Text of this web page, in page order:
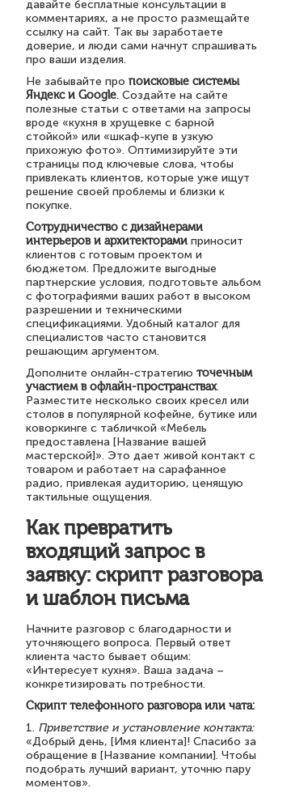
давайте бесплатные консультации в
комментариях, а не просто размещайте
ссылку на сайт. Так вы заработаете
доверие, и люди сами начнут спрашивать
про ваши изделия.
Не забывайте про поисковые системы
Яндекс и Google. Создайте на сайте
полезные статьи с ответами на запросы
вроде «кухня в хрущевке с барной
стойкой» или «шкаф-купе в узкую
прихожую фото». Оптимизируйте эти
страницы под ключевые слова, чтобы
привлекать клиентов, которые уже ищут
решение своей проблемы и близки к
покупке.
Сотрудничество с дизайнерами
интерьеров и архитекторами приносит
клиентов с готовым проектом и
бюджетом. Предложите выгодные
партнерские условия, подготовьте альбом
с фотографиями ваших работ в высоком
разрешении и техническими
спецификациями. Удобный каталог для
специалистов часто становится
решающим аргументом.
Дополните онлайн-стратегию точечным
участием в офлайн-пространствах.
Разместите несколько своих кресел или
столов в популярной кофейне, бутике или
коворкинге с табличкой «Мебель
предоставлена [Название вашей
мастерской]». Это дает живой контакт с
товаром и работает на сарафанное
радио, привлекая аудиторию, ценящую
тактильные ощущения.
Как превратить
входящий запрос в
заявку: скрипт разговора
и шаблон письма
Начните разговор с благодарности и
уточняющего вопроса. Первый ответ
клиента часто бывает общим:
«Интересует кухня». Ваша задача –
конкретизировать потребности.
Скрипт телефонного разговора или чата:
1. Приветствие и установление контакта:
«Добрый день, [Имя клиента]! Спасибо за
обращение в [Название компании]. Чтобы
подобрать лучший вариант, уточню пару
моментов».